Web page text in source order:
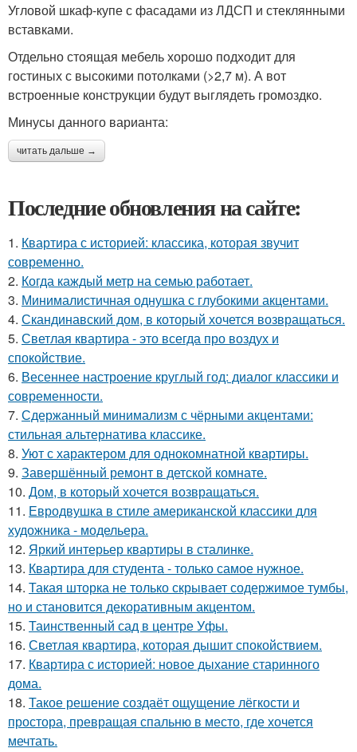
Угловой шкаф-купе с фасадами из ЛДСП и стеклянными
вставками.
Отдельно стоящая мебель хорошо подходит для
гостиных с высокими потолками (>2,7 м). А вот
встроенные конструкции будут выглядеть громоздко.
Минусы данного варианта:
читать дальше →
Последние обновления на сайте:
1. Квартира с историей: классика, которая звучит
современно.
2. Когда каждый метр на семью работает.
3. Минималистичная однушка с глубокими акцентами.
4. Скандинавский дом, в который хочется возвращаться.
5. Светлая квартира - это всегда про воздух и
спокойствие.
6. Весеннее настроение круглый год: диалог классики и
современности.
7. Сдержанный минимализм с чёрными акцентами:
стильная альтернатива классике.
8. Уют с характером для однокомнатной квартиры.
9. Завершённый ремонт в детской комнате.
10. Дом, в который хочется возвращаться.
11. Евродвушка в стиле американской классики для
художника - модельера.
12. Яркий интерьер квартиры в сталинке.
13. Квартира для студента - только самое нужное.
14. Такая шторка не только скрывает содержимое тумбы,
но и становится декоративным акцентом.
15. Таинственный сад в центре Уфы.
16. Светлая квартира, которая дышит спокойствием.
17. Квартира с историей: новое дыхание старинного
дома.
18. Такое решение создаёт ощущение лёгкости и
простора, превращая спальню в место, где хочется
мечтать.